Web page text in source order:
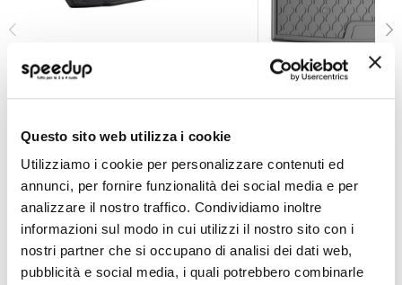
Questo sito web utilizza i cookie
Utilizziamo i cookie per personalizzare contenuti ed
annunci, per fornire funzionalità dei social media e per
analizzare il nostro traffico. Condividiamo inoltre
informazioni sul modo in cui utilizzi il nostro sito con i
nostri partner che si occupano di analisi dei dati web,
pubblicità e social media, i quali potrebbero combinarle
Prezzo
speciale
67,30 € -32%
Spedizione gratuita!
Prezzo
speciale
64,35 € -33%
Spedizione gratuita!